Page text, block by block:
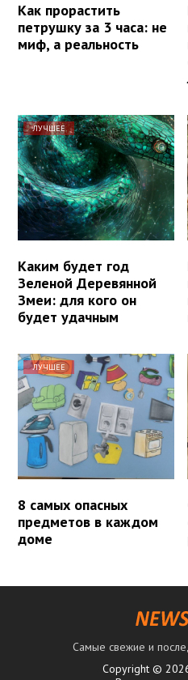
Как прорастить
петрушку за 3 часа: не
миф, а реальность
ЛУЧШЕЕ
Каким будет год
Зеленой Деревянной
Змеи: для кого он
будет удачным
ЛУЧШЕЕ
8 самых опасных
предметов в каждом
доме
Самые свежие и
Copyright ©